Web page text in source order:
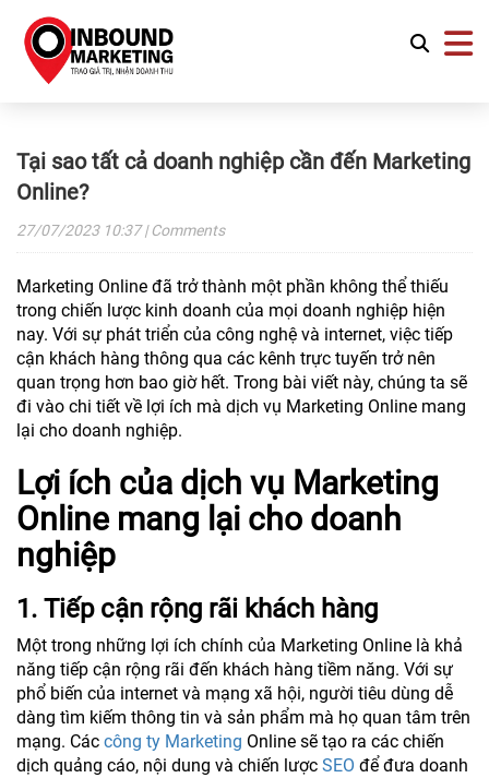
Tại sao tất cả doanh nghiệp cần đến Marketing
Online?
27/07/202310:37| Comments
Marketing Online đã trở thành một phần không thể thiếu
trong chiến lược kinh doanh của mọi doanh nghiệp hiện
nay. Với sự phát triển của công nghệ và internet, việc tiếp
cận khách hàng thông qua các kênh trực tuyến trở nên
quan trọng hơn bao giờ hết. Trong bài viết này, chúng ta sẽ
đi vào chi tiết về lợi ích mà dịch vụ Marketing Online mang
lại cho doanh nghiệp.
Lợi ích của dịch vụ Marketing
Online mang lại cho doanh
nghiệp
1. Tiếp cận rộng rãi khách hàng
Một trong những lợi ích chính của Marketing Online là khả
năng tiếp cận rộng rãi đến khách hàng tiềm năng. Với sự
phổ biến của internet và mạng xã hội, người tiêu dùng dễ
dàng tìm kiếm thông tin và sản phẩm mà họ quan tâm trên
mạng. Các công ty Marketing Online sẽ tạo ra các chiến
dịch quảng cáo, nội dung và chiến lược SEO để đưa doanh